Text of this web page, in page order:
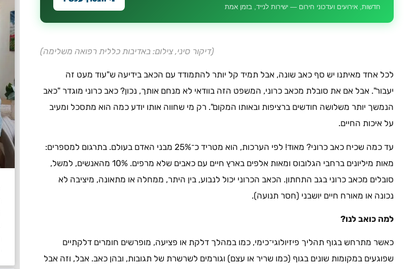
חדשות, אירועים ועדכוני חירום — ישירות לנייד, בזמן אמת
(דיקור סיני, צילום: באדיבות כללית רפואה משלימה)
לכל אחד מאיתנו יש סף כאב שונה, אבל תמיד קל יותר להתמודד עם הכאב בידיעה ש"עוד מעט זה
יעבור". אבל אם את סובלת מכאב כרוני, המשפט הזה בוודאי לא מנחם אותך, נכון? כאב כרוני מוגדר "כאב
הנמשך יותר משלושה חודשים ברציפות ובאותו המקום". רק מי שחווה אותו יודע כמה הוא מתסכל ומעיב
על איכות החיים.
עד כמה שכיח כאב כרוני? מאוד! לפי הערכות, הוא מטריד כ־25% מבני האדם בעולם. בתרגום למספרים:
מאות מיליונים ברחבי הגלובוס ומאות אלפים בארץ חיים עם כאבים שלא מרפים. 10% מהאנשים, למשל,
סובלים מכאב כרוני בגב התחתון. הכאב הכרוני יכול לנבוע, בין היתר, ממחלה או מתאונה, מיציבה לא
נכונה או מאורח חיים יושבני (חסר תנועה).
למה כואב לנו?
כאשר מתרחש בגוף תהליך פיזיולוגי־כימי, כמו במהלך דלקת או פציעה, מופרשים חומרים דלקתיים
שפוגעים במקומות שונים בגוף (כמו שריר או עצם) וגורמים לשרשרת של תגובות, ובהן כאב. אבל, וזה אבל